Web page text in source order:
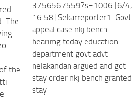
The
the
3756567559?s=1006 [6/4,
16:58] Sekarreporter1: Govt
appeal case nkj bench
hearimg today education
department govt advt
nelakandan argued and got
stay order nkj bench granted
stay